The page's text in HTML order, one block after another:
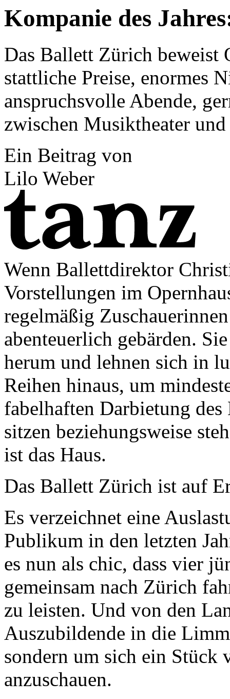
Kompanie des
Das Ballett Zürich beweist
stattliche Preise, enormes
anspruchsvolle Abende,
zwischen Musiktheater
Ein Beitrag von
Lilo Weber
Wenn Ballettdirektor
Vorstellungen im
regelmäßig
abenteuerlich gebärden.
herum und lehnen sich in
Reihen hinaus, um
fabelhaften Darbietung
sitzen beziehungsweise
ist das Haus.
Das Ballett Zürich ist auf
Es verzeichnet eine
Publikum in den letzten
es nun als chic, dass vier
gemeinsam nach Zürich
zu leisten. Und von den
Auszubildende in die
sondern um sich ein Stück
anzuschauen.